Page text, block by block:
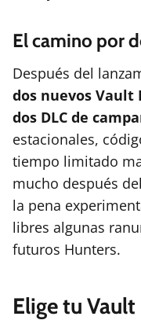
El camino por
Después del
dos nuevos
dos DLC de
estacionales,
tiempo limitado
mucho después
la pena
libres algunas
futuros Hunters.
Elige tu